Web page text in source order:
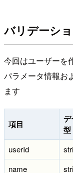
バリデーシ
今回はユーザーを
パラメータ情報お
ます
項目
デ
型
userId
name